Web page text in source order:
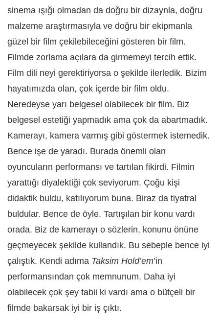
sinema ışığı olmadan da doğru bir dizaynla, doğru
malzeme araştırmasıyla ve doğru bir ekipmanla
güzel bir film çekilebileceğini gösteren bir film.
Filmde zorlama açılara da girmemeyi tercih ettik.
Film dili neyi gerektiriyorsa o şekilde ilerledik. Bizim
hayatımızda olan, çok içerde bir film oldu.
Neredeyse yarı belgesel olabilecek bir film. Biz
belgesel estetiği yapmadık ama çok da abartmadık.
Kamerayı, kamera varmış gibi göstermek istemedik.
Bence işe de yaradı. Burada önemli olan
oyuncuların performansı ve tartılan fikirdi. Filmin
yarattığı diyalektiği çok seviyorum. Çoğu kişi
didaktik buldu, katılıyorum buna. Biraz da tiyatral
buldular. Bence de öyle. Tartışılan bir konu vardı
orada. Biz de kamerayı o sözlerin, konunu önüne
geçmeyecek şekilde kullandık. Bu sebeple bence iyi
çalıştık. Kendi adıma Taksim Hold’em’in
performansından çok memnunum. Daha iyi
olabilecek çok şey tabii ki vardı ama o bütçeli bir
filmde bakarsak iyi bir iş çıktı.